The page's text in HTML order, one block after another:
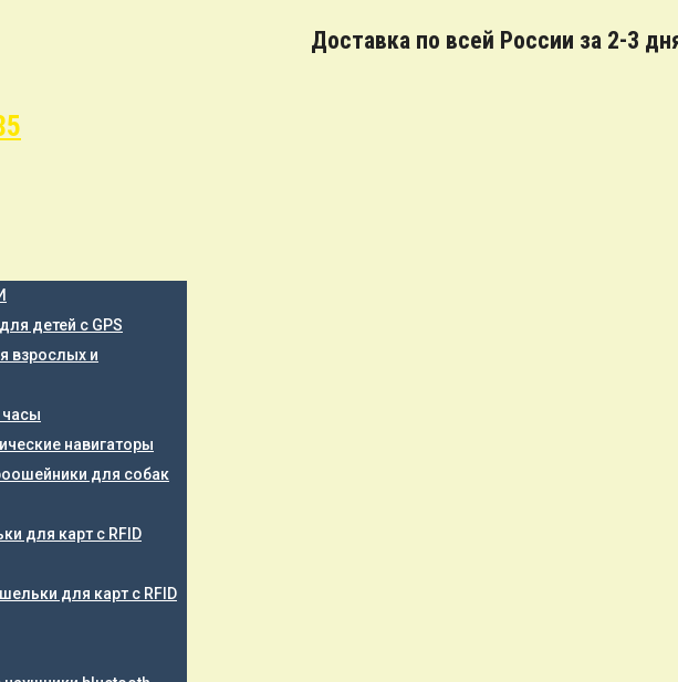
Доставка по всей России за 2-3
детей с GPS
взрослых и
часы
навигаторы
для собак
для карт с RFID
для карт с RFID